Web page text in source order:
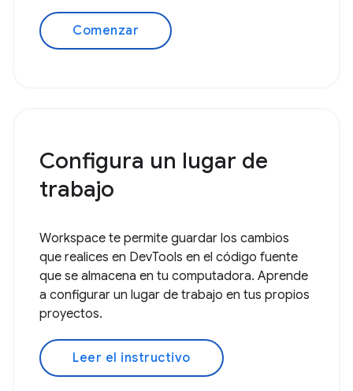
Comenzar
Configura un lugar de
trabajo
Workspace te permite guardar los cambios
que realices en DevTools en el código fuente
que se almacena en tu computadora. Aprende
a configurar un lugar de trabajo en tus propios
proyectos.
Leer el instructivo